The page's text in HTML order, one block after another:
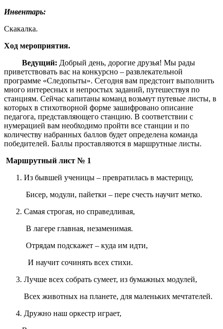
Инвентарь:
Скакалка.
Ход мероприятия.
Ведущий: Добрый день, дорогие друзья! Мы рады
приветствовать вас на конкурсно – развлекательной
программе «Следопыты». Сегодня вам предстоит выполнить
много интересных и непростых заданий, путешествуя по
станциям. Сейчас капитаны команд возьмут путевые листы, в
которых в стихотворной форме зашифровано описание
педагога, представляющего станцию. В соответствии с
нумерацией вам необходимо пройти все станции и по
количеству набранных баллов будет определена команда
победителей. Баллы проставляются в маршрутные листы.
Маршрутный лист № 1
Из бывшей ученицы – превратилась в мастерицу,
Бисер, модули, пайетки – пере счесть научит метко.
Самая строгая, но справедливая,
В лагере главная, незаменимая.
Отрядам подскажет – куда им идти,
И научит сочинять всех стихи.
Лучше всех собрать сумеет, из бумажных модулей,
Всех животных на планете, для маленьких мечтателей.
Дружно наш оркестр играет,